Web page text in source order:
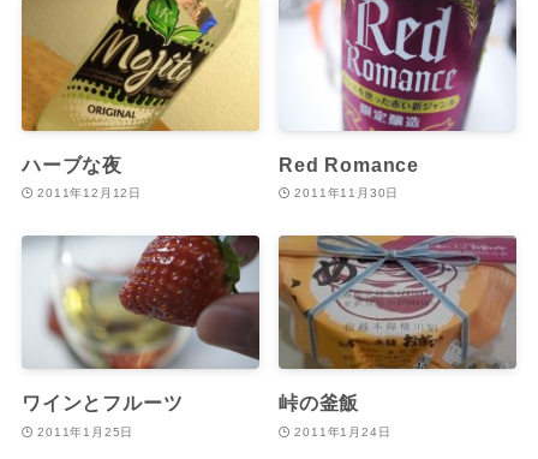
ハーブな夜
2011年12月12日
Red Romance
2011年11月30日
ワインとフルーツ
2011年1月25日
峠の釜飯
2011年1月24日